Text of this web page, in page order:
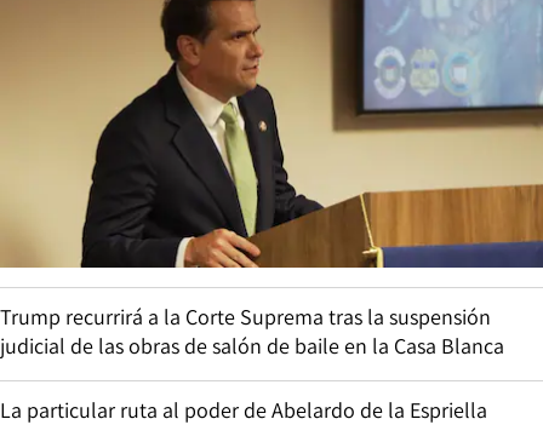
Trump recurrirá a la Corte Suprema tras la suspensión
judicial de las obras de salón de baile en la Casa Blanca
La particular ruta al poder de Abelardo de la Espriella